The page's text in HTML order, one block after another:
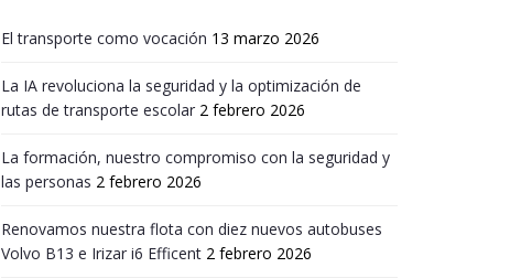
El transporte como vocación 13 marzo 2026
La IA revoluciona la seguridad y la optimización de
rutas de transporte escolar 2 febrero 2026
La formación, nuestro compromiso con la seguridad y
las personas 2 febrero 2026
Renovamos nuestra flota con diez nuevos autobuses
Volvo B13 e Irizar i6 Efficent 2 febrero 2026